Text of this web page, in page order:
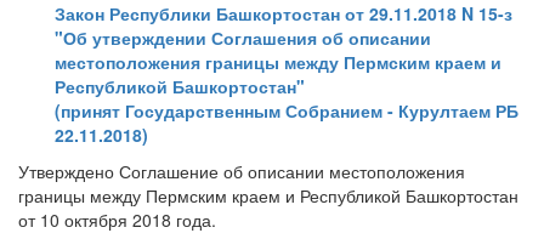
Закон Республики Башкортостан от 29.11.2018 N 15-з
"Об утверждении Соглашения об описании
местоположения границы между Пермским краем и
Республикой Башкортостан"
(принят Государственным Собранием - Курултаем РБ
22.11.2018)
Утверждено Соглашение об описании местоположения
границы между Пермским краем и Республикой Башкортостан
от 10 октября 2018 года.